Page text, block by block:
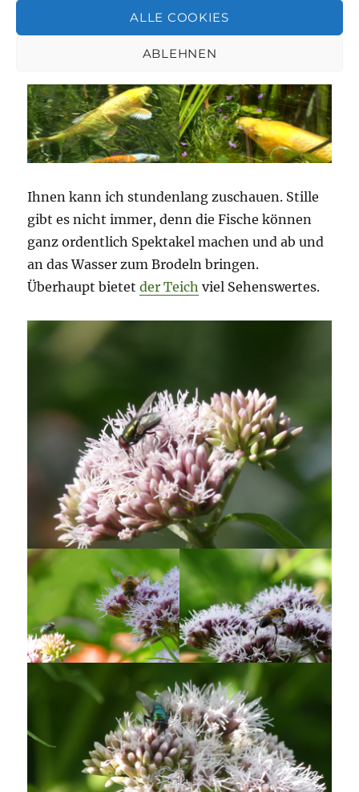
ALLE COOKIES
ABLEHNEN
Ihnen kann ich stundenlang zuschauen. Stille
gibt es nicht immer, denn die Fische können
ganz ordentlich Spektakel machen und ab und
an das Wasser zum Brodeln bringen.
Überhaupt bietetderTeich viel Sehenswertes.